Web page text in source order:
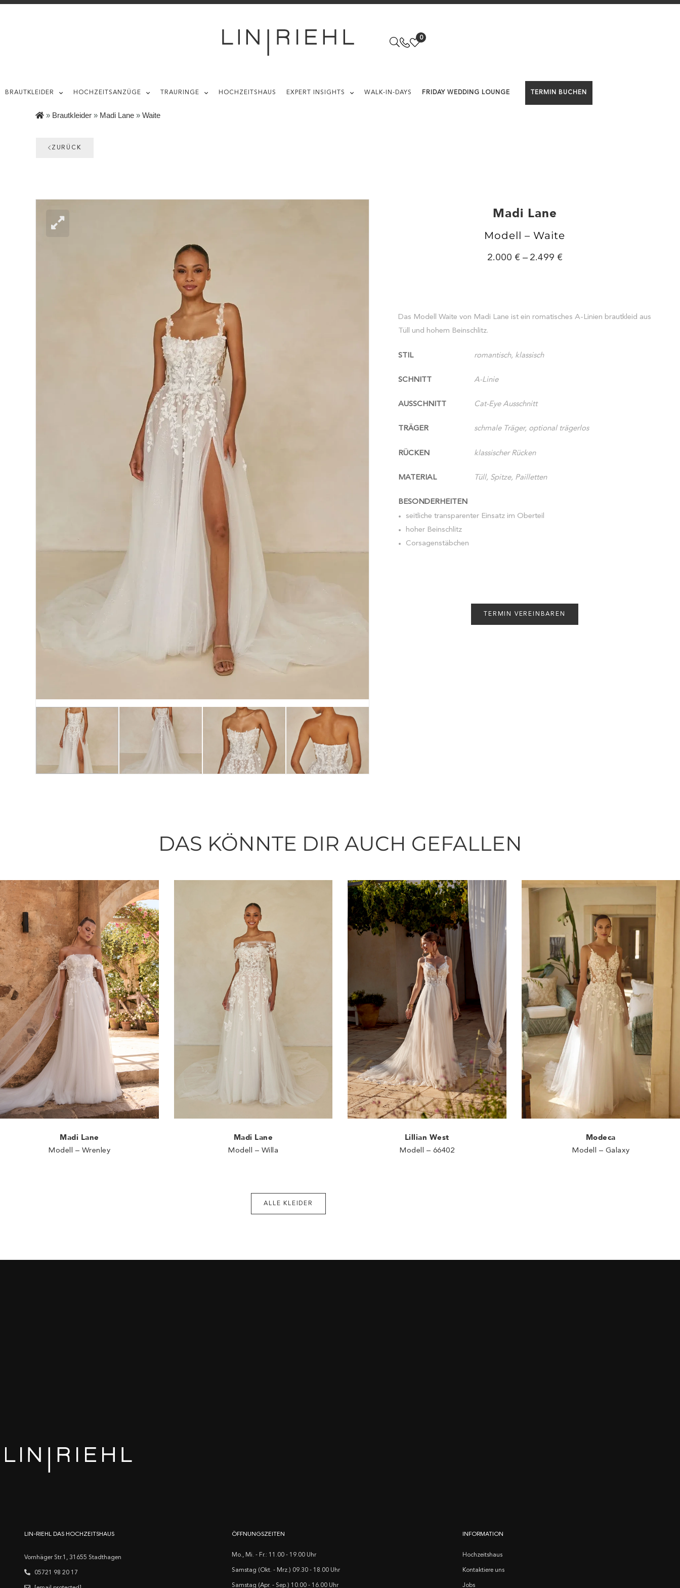
0
BRAUTKLEIDER HOCHZEITSANZÜGE TRAURINGE HOCHZEITSHAUS EXPERT INSIGHTS WALK-IN-DAYS FRIDAY WEDDING LOUNGE TERMIN BUCHEN
» Brautkleider » Madi Lane » Waite
ZURÜCK
Madi Lane
Modell – Waite
2.000 – 2.499
Das Modell Waite von Madi Lane ist ein romatisches A-Linien brautkleid aus
Tüll und hohem Beinschlitz.
STIL romantisch, klassisch
SCHNITT A-Linie
AUSSCHNITT Cat-Eye Ausschnitt
TRÄGER schmale Träger, optional trägerlos
RÜCKEN klassischer Rücken
MATERIAL Tüll, Spitze, Pailletten
BESONDERHEITEN
seitliche transparenter Einsatz im Oberteil
hoher Beinschlitz
Corsagenstäbchen
TERMIN VEREINBAREN
DAS KÖNNTE DIR AUCH GEFALLEN
Madi Lane
Modell – Wrenley
Madi Lane
Modell – Willa
Lillian West
Modell – 66402
Modeca
Modell – Galaxy
ALLE KLEIDER
LIN-RIEHL DAS HOCHZEITSHAUS
Vornhäger Str.1, 31655 Stadthagen
05721 98 20 17
ÖFFNUNGSZEITEN
Mo., Mi. - Fr.: 11.00 - 19.00 Uhr
Samstag (Okt. - Mrz.) 09.30 - 18.00 Uhr
Samstag (Apr. - Sep.) 10.00 - 16.00 Uhr
INFORMATION
Hochzeitshaus
Kontaktiere uns
Jobs